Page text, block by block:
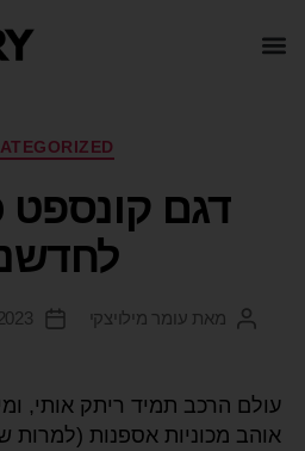
דגם קונספט
מאת עומר מילויצקי
עולם הרכב תמיד ריתק אותי,
אוהב מכוניות אספנות (למרות